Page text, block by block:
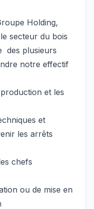
Holding,
secteur du bois
des plusieurs
notre effectif
et les
et
les arrêts
chefs
ou de mise en